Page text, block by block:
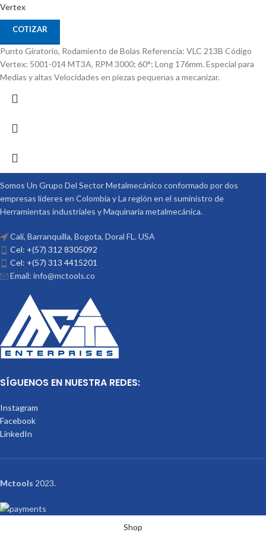
Vertex
COTIZAR
Punto Giratorio, Rodamiento de Bolas Referencia: VLC 213B Código
Vertex: 5001-014 MT3A, RPM 3000; 60°; Long 176mm. Especial para
Medias y altas Velocidades en piezas pequenas a mecanizar.
Somos Un Grupo Del Sector Metalmecánico conformado por dos
empresas lideres en Colombia y La región en el suministro de
Herramientas industriales y Maquinaria metalmecánica.
Cali, Barranquilla, Bogota, Doral FL. USA
Cel: +(57) 312 8305092
Cel: +(57) 313 4415201
Email: info@mctools.co
SÍGUENOS EN NUESTRA REDES:
Instagram
Facebook
LinkedIn
Mctools 2023.
Shop